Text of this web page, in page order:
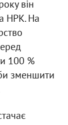
він
НРК. На
100 %
зменшити